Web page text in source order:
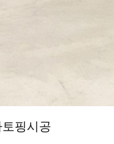
핑시공